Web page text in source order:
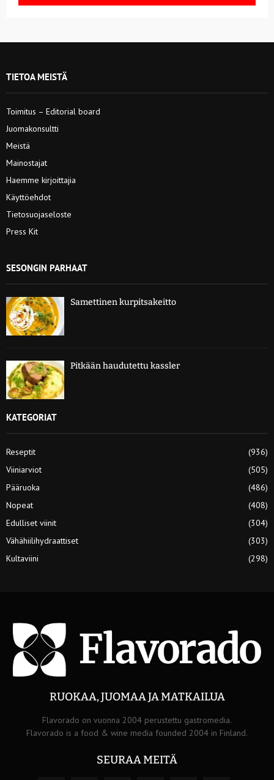
TIETOA MEISTÄ
Toimitus – Editorial board
Juomakonsultti
Meistä
Mainostajat
Haemme kirjoittajia
Käyttöehdot
Tietosuojaseloste
Press Kit
SESONGIN PARHAAT
Samettinen kurpitsakeitto
Pitkään haudutettu kassler
KATEGORIAT
Reseptit
(936)
Viiniarviot
(505)
Pääruoka
(486)
Nopeat
(408)
Edulliset viinit
(304)
Vähähiilihydraattiset
(303)
Kultaviini
(298)
RUOKAA, JUOMAA JA MATKAILUA
Flavorado on vuonna 2004 perustettu gastromedia.
Flavorado is a food & wine media founded 2004 in Finland.
SEURAA MEITÄ